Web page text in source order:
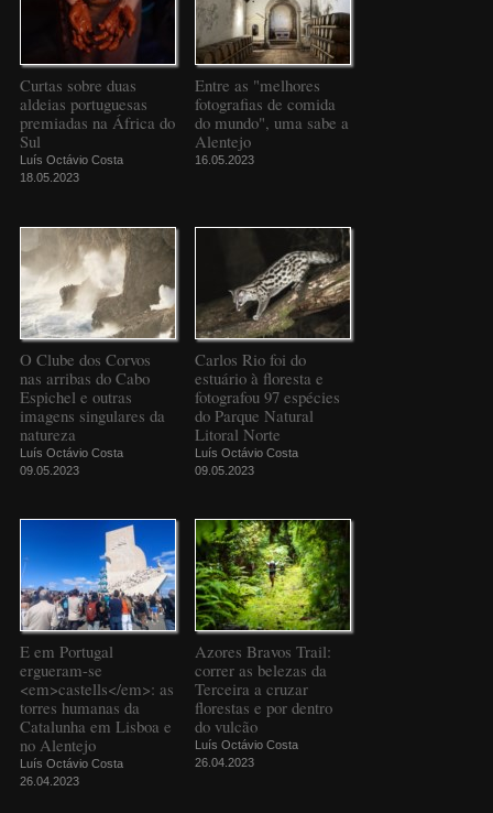
Curtas sobre duas
aldeias portuguesas
premiadas na África do
Sul
Luís Octávio Costa
18.05.2023
Entre as "melhores
fotografias de comida
do mundo", uma sabe a
Alentejo
16.05.2023
O Clube dos Corvos
nas arribas do Cabo
Espichel e outras
imagens singulares da
natureza
Luís Octávio Costa
09.05.2023
Carlos Rio foi do
estuário à floresta e
fotografou 97 espécies
do Parque Natural
Litoral Norte
Luís Octávio Costa
09.05.2023
E em Portugal
ergueram-se
<em>castells</em>: as
torres humanas da
Catalunha em Lisboa e
no Alentejo
Luís Octávio Costa
26.04.2023
Azores Bravos Trail:
correr as belezas da
Terceira a cruzar
florestas e por dentro
do vulcão
Luís Octávio Costa
26.04.2023